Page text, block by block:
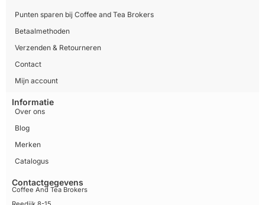
Punten sparen bij Coffee and Tea Brokers
Betaalmethoden
Verzenden & Retourneren
Contact
Mijn account
Informatie
Over ons
Blog
Merken
Catalogus
Contactgegevens
Coffee And Tea Brokers